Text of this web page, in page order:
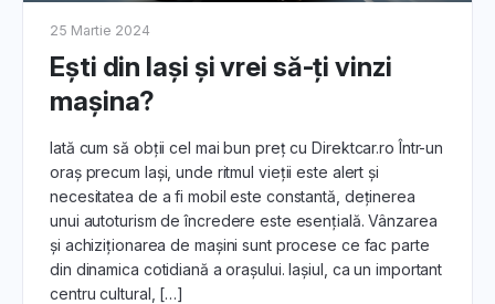
2. Pregătirea Mașinii SH pentru
Vânzare:
mașina pentru prezentare. De la curățenie la întreținere,
află ce faci pentru a impresiona potențialii cumpărători.
3. Setarea Prețului Corect:
În aceste articole îți oferim strategii pentru stabilirea unui
preț corect pentru mașina ta SH. Află cum să ții cont de
25 Martie 2024
Eşti din Iaşi şi vrei să-ți vinzi
mașina?
Iată cum să obții cel mai bun preț cu Direktcar.ro Într-un
oraș precum Iași, unde ritmul vieții este alert și
necesitatea de a fi mobil este constantă, deținerea
unui autoturism de încredere este esențială. Vânzarea
și achiziționarea de mașini sunt procese ce fac parte
din dinamica cotidiană a orașului. Iașiul, ca un important
centru cultural, […]